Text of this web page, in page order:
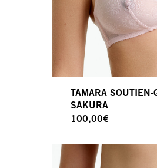
TAMARA SOUTIEN-
SAKURA
100,00€